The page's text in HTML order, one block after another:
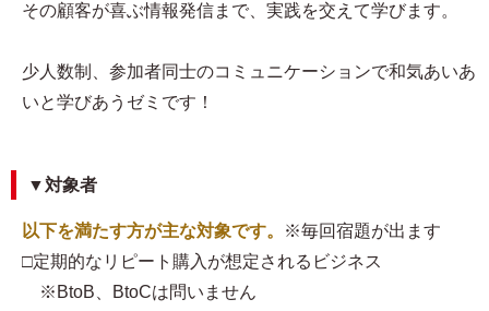
その顧客が喜ぶ情報発信まで、実践を交えて学びます。
少人数制、参加者同士のコミュニケーションで和気あいあ
いと学びあうゼミです！
▼対象者
以下を満たす方が主な対象です。
※毎回宿題が出ます
□定期的なリピート購入が想定されるビジネス
※BtoB、BtoCは問いません